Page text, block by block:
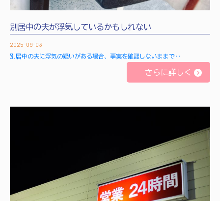
別居中の夫が浮気しているかもしれない
2025-09-03
別居中の夫に浮気の疑いがある場合、事実を確認しないままで‥
さらに詳しく